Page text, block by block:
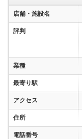
店舗・施設名
評判
業種
最寄り駅
アクセス
住所
電話番号